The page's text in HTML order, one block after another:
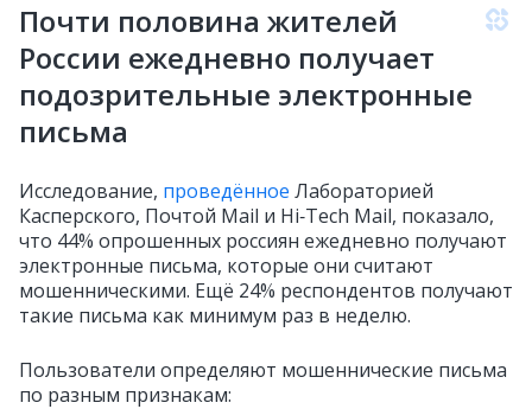
Почти половина жителей
России ежедневно получает
подозрительные электронные
письма
Исследование, проведённое Лабораторией
Касперского, Почтой Mail и Hi‑Tech Mail, показало,
что 44% опрошенных россиян ежедневно получают
электронные письма, которые они считают
мошенническими. Ещё 24% респондентов получают
такие письма как минимум раз в неделю.
Пользователи определяют мошеннические письма
по разным признакам: